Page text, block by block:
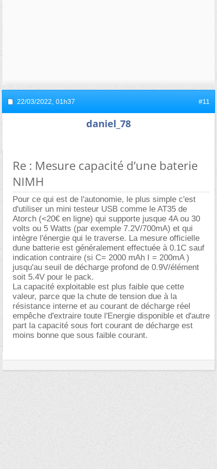
22/03/2022, 01h37 #11
daniel_78
Re : Mesure capacité d’une baterie
NIMH
Pour ce qui est de l'autonomie, le plus simple c'est
d'utiliser un mini testeur USB comme le AT35 de
Atorch (<20€ en ligne) qui supporte jusque 4A ou 30
volts ou 5 Watts (par exemple 7.2V/700mA) et qui
intègre l'énergie qui le traverse. La mesure officielle
dune batterie est généralement effectuée à 0.1C sauf
indication contraire (si C= 2000 mAh I = 200mA )
jusqu'au seuil de décharge profond de 0.9V/élément
soit 5.4V pour le pack.
La capacité exploitable est plus faible que cette
valeur, parce que la chute de tension due à la
résistance interne et au courant de décharge réel
empêche d'extraire toute l'Energie disponible et d'autre
part la capacité sous fort courant de décharge est
moins bonne que sous faible courant.